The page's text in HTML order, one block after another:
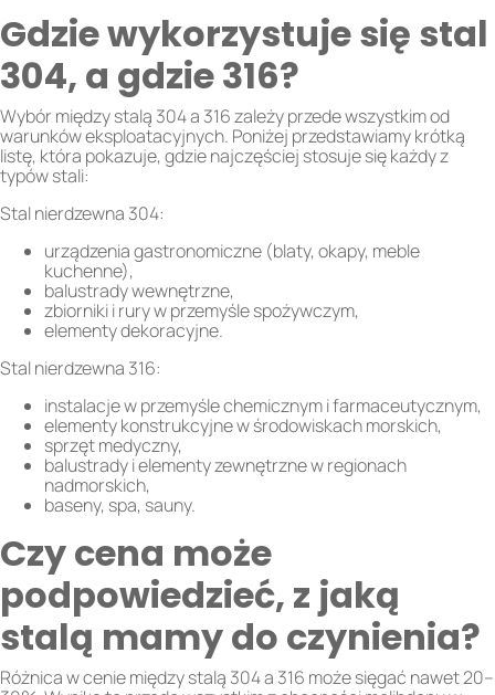
Gdzie wykorzystuje się stal
304, a gdzie 316?
Wybór między stalą 304 a 316 zależy przede wszystkim od
warunków eksploatacyjnych. Poniżej przedstawiamy krótką
listę, która pokazuje, gdzie najczęściej stosuje się każdy z
typów stali:
Stal nierdzewna 304:
urządzenia gastronomiczne (blaty, okapy, meble
kuchenne),
balustrady wewnętrzne,
zbiorniki i rury w przemyśle spożywczym,
elementy dekoracyjne.
Stal nierdzewna 316:
instalacje w przemyśle chemicznym i farmaceutycznym,
elementy konstrukcyjne w środowiskach morskich,
sprzęt medyczny,
balustrady i elementy zewnętrzne w regionach
nadmorskich,
baseny, spa, sauny.
Czy cena może
podpowiedzieć, z jaką
stalą mamy do czynienia?
Różnica w cenie między stalą 304 a 316 może sięgać nawet 20–